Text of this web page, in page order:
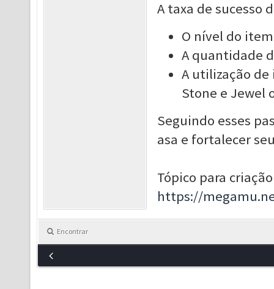
A taxa de sucesso
O nível do
A quantidade
A utilização
Stone e Jewel
Seguindo esses
asa e fortalecer
Tópico para
https://
Encontrar